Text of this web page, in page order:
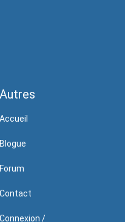
Autres
Accueil
Blogue
Forum
Contact
Connexion /